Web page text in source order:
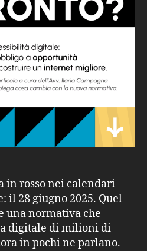
in rosso nei calendari
il 28 giugno 2025. Quel
una normativa che
digitale di milioni di
in pochi ne parlano.